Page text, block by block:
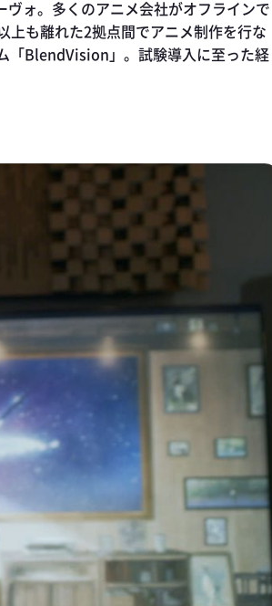
ォ。多くのアニメ会社がオフラインで
も離れた2拠点間でアニメ制作を行な
「BlendVision」。試験導入に至った経